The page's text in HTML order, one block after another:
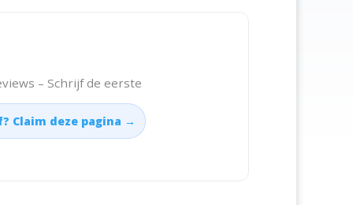
– Schrijf de eerste
Claim deze pagina →